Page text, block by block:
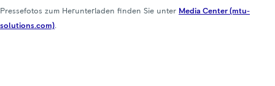
Pressefotos zum Herunterladen finden Sie unter Media Center (mtu-
solutions.com).